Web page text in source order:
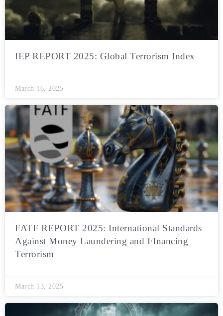
IEP REPORT 2025: Global Terrorism Index
March 16, 2025
FATF REPORT 2025: International Standards
Against Money Laundering and FInancing
Terrorism
March 13, 2025